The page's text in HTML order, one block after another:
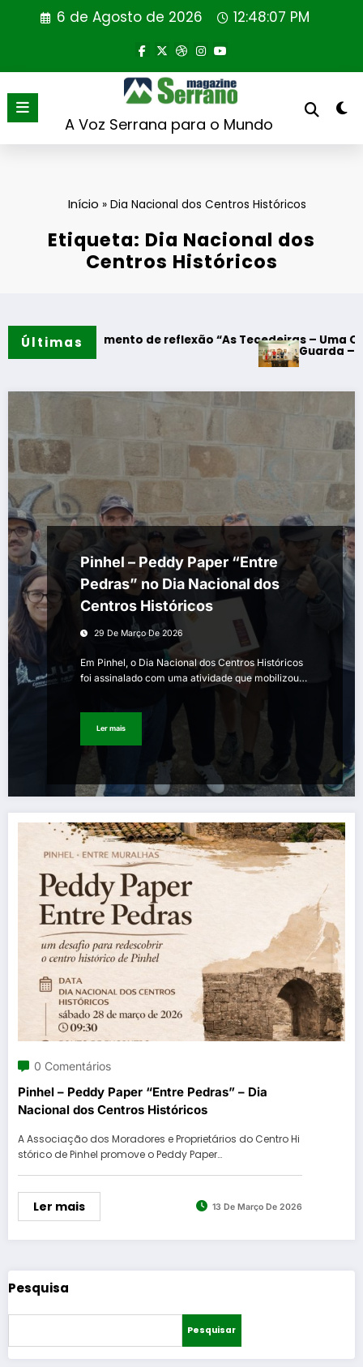
6 de Agosto de 2026 12:48:07 PM
A Voz Serrana para o Mundo
Início » Dia Nacional dos Centros Históricos
Etiqueta: Dia Nacional dos
Centros Históricos
Últimas
Momento de reflexão “As Tecedeiras – Uma Questão de
Guarda – Assinatura
Pinhel – Peddy Paper “Entre
Pedras” no Dia Nacional dos
Centros Históricos
29 De Março De 2026
Em Pinhel, o Dia Nacional dos Centros Históricos
foi assinalado com uma atividade que mobilizou…
Ler mais
0 Comentários
Pinhel – Peddy Paper “Entre Pedras” – Dia
Nacional dos Centros Históricos
A Associação dos Moradores e Proprietários do Centro Hi
stórico de Pinhel promove o Peddy Paper…
Ler mais 13 De Março De 2026
Pesquisa
Pesquisar